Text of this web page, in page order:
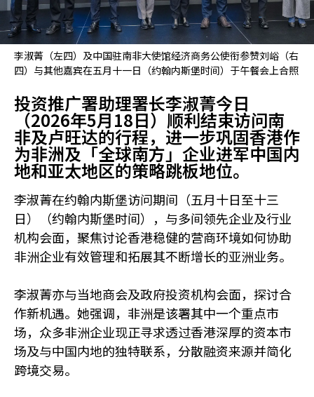
李淑菁（左四）及中国驻南非大使馆经济商务公使衔参赞刘峪（右
四）与其他嘉宾在五月十一日（约翰内斯堡时间）于午餐会上合照
投资推广署助理署长李淑菁今日
（2026年5月18日）顺利结束访问南
非及卢旺达的行程，进一步巩固香港作
为非洲及「全球南方」企业进军中国内
地和亚太地区的策略跳板地位。
李淑菁在约翰内斯堡访问期间（五月十日至十三
日）（约翰内斯堡时间），与多间领先企业及行业
机构会面，聚焦讨论香港稳健的营商环境如何协助
非洲企业有效管理和拓展其不断增长的亚洲业务。
李淑菁亦与当地商会及政府投资机构会面，探讨合
作新机遇。她强调，非洲是该署其中一个重点市
场，众多非洲企业现正寻求透过香港深厚的资本市
场及与中国内地的独特联系，分散融资来源并简化
跨境交易。